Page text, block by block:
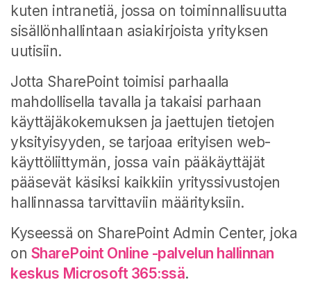
kuten intranetiä, jossa on toiminnallisuutta
sisällönhallintaan asiakirjoista yrityksen
uutisiin.
Jotta SharePoint toimisi parhaalla
mahdollisella tavalla ja takaisi parhaan
käyttäjäkokemuksen ja jaettujen tietojen
yksityisyyden, se tarjoaa erityisen web-
käyttöliittymän, jossa vain pääkäyttäjät
pääsevät käsiksi kaikkiin yrityssivustojen
hallinnassa tarvittaviin määrityksiin.
Kyseessä on SharePoint Admin Center, joka
on SharePoint Online -palvelun hallinnan
keskus Microsoft 365:ssä.